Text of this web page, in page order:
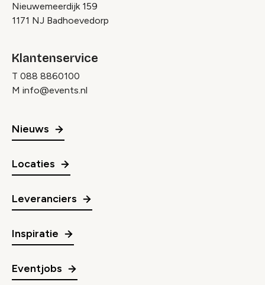
Nieuwemeerdijk 159
1171 NJ Badhoevedorp
Klantenservice
T 088 8860100
M info@events.nl
Nieuws
Locaties
Leveranciers
Inspiratie
Eventjobs